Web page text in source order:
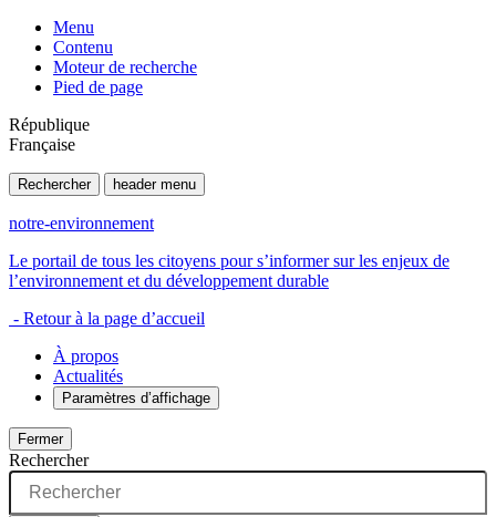
Menu
Contenu
Moteur de recherche
Pied de page
République
Française
Rechercher header menu
notre-environnement
Le portail de tous les citoyens pour s’informer sur les enjeux de
l’environnement et du développement durable
- Retour à la page d’accueil
À propos
Actualités
Paramètres d’affichage
Fermer
Rechercher